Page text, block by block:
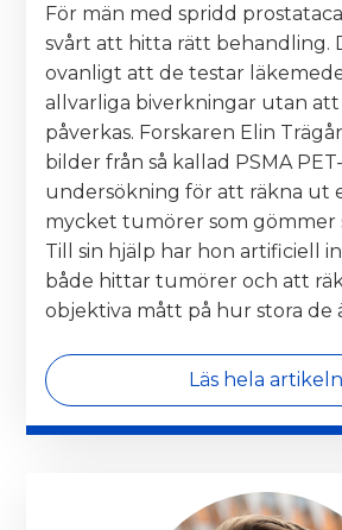
För män med spridd
svårt att hitta rätt behandling.
ovanligt att de testar
allvarliga biverkningar utan
påverkas. Forskaren Elin
bilder från så kallad PSMA
undersökning för att räkna ut
mycket tumörer som gömmer
Till sin hjälp har hon artificiell
både hittar tumörer och att
objektiva mått på hur stora de
Läs hela artikeln